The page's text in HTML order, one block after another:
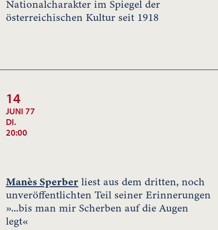
Nationalcharakter im Spiegel der
österreichischen Kultur seit 1918
14
JUNI 77
DI.
20:00
Manès Sperber liest aus dem dritten, noch
unveröffentlichten Teil seiner Erinnerungen
»...bis man mir Scherben auf die Augen
legt«